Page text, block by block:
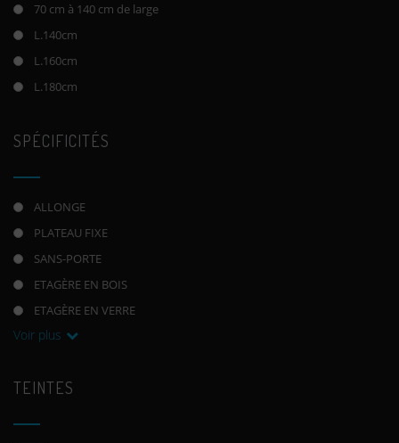
70 cm à 140 cm de large
L.140cm
L.160cm
L.180cm
SPÉCIFICITÉS
ALLONGE
PLATEAU FIXE
SANS-PORTE
ETAGÈRE EN BOIS
ETAGÈRE EN VERRE
Voir plus
TEINTES